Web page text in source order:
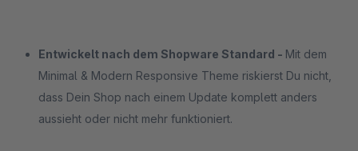
Entwickelt nach dem Shopware Standard - Mit dem
Minimal & Modern Responsive Theme riskierst Du nicht,
dass Dein Shop nach einem Update komplett anders
aussieht oder nicht mehr funktioniert.